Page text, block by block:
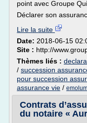
point avec Groupe
Déclarer son
Lire la suite
Date: 2018-06-15
Site : http://
Thèmes liés :
/ succession
pour succession
assurance vie /
Contrats
du notaire «